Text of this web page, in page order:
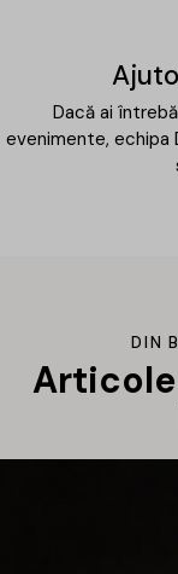
Dacă ai
evenimente, echipa
DIN